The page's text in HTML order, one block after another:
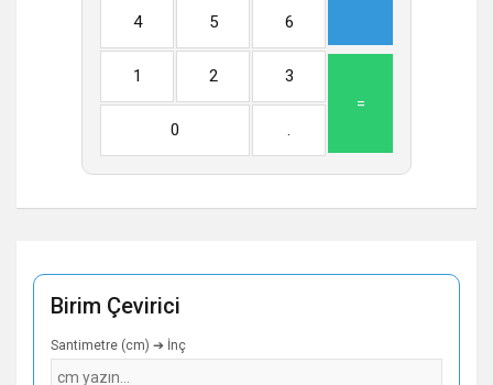
4
5 6
1 2
3
=
0
.
Birim Çevirici
Santimetre (cm) ➔ İnç